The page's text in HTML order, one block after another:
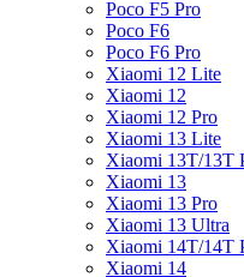
Poco F5 Pro
Poco F6
Poco F6 Pro
Xiaomi 12 Lite
Xiaomi 12
Xiaomi 12 Pro
Xiaomi 13 Lite
Xiaomi 13T/13T
Xiaomi 13
Xiaomi 13 Pro
Xiaomi 13 Ultra
Xiaomi 14T/14T
Xiaomi 14